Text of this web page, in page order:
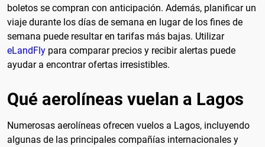
boletos se compran con anticipación. Además, planificar un
viaje durante los días de semana en lugar de los fines de
semana puede resultar en tarifas más bajas. Utilizar
eLandFly para comparar precios y recibir alertas puede
ayudar a encontrar ofertas irresistibles.
Qué aerolíneas vuelan a Lagos
Numerosas aerolíneas ofrecen vuelos a Lagos, incluyendo
algunas de las principales compañías internacionales y